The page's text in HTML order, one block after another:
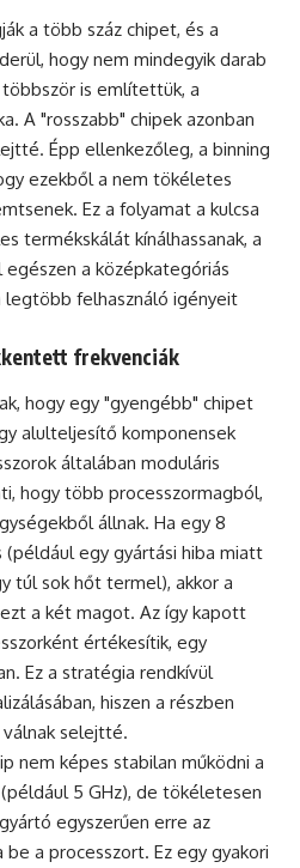
a több száz chipet, és a
hogy nem mindegyik darab
is említettük, a
A "rosszabb" chipek azonban
Épp ellenkezőleg, a binning
ezekből a nem tökéletes
Ez a folyamat a kulcsa
termékskálát kínálhassanak, a
a középkategóriás
legtöbb felhasználó igényeit
frekvenciák
hogy egy "gyengébb" chipet
alulteljesítő komponensek
általában moduláris
hogy több processzormagból,
állnak. Ha egy 8
egy gyártási hiba miatt
túl sok hőt termel), akkor a
a két magot. Az így kapott
értékesítik, egy
Ez a stratégia rendkívül
hiszen a részben
selejtté.
nem képes stabilan működni a
5 GHz), de tökéletesen
egyszerűen erre az
a processzort. Ez egy gyakori